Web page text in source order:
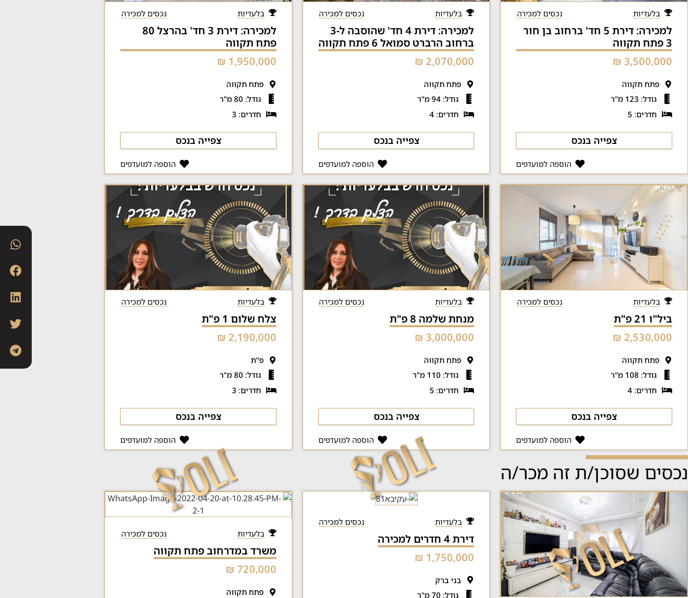
בלעדיות נכסים למכירה
למכירה: דירת 5 חד' ברחוב בן חור
3 פתח תקווה
3,500,000 ₪
פתח תקווה
גודל: 123 מ"ר
חדרים: 5
צפייה בנכס
הוספה למועדפים
בלעדיות נכסים למכירה
למכירה: דירת 4 חד' שהוסבה ל-3
ברחוב הרברט סמואל 6 פתח תקווה
2,070,000 ₪
פתח תקווה
גודל: 94 מ"ר
חדרים: 4
צפייה בנכס
הוספה למועדפים
בלעדיות נכסים למכירה
למכירה: דירת 3 חד' בהרצל 80
פתח תקווה
1,950,000 ₪
פתח תקווה
גודל: 80 מ"ר
חדרים: 3
צפייה בנכס
הוספה למועדפים
בלעדיות נכסים למכירה
ביל"ו 21 פ"ת
2,530,000 ₪
פתח תקווה
גודל: 108 מ"ר
חדרים: 4
צפייה בנכס
הוספה למועדפים
בלעדיות נכסים למכירה
מנחת שלמה 8 פ"ת
3,000,000 ₪
פתח תקווה
גודל: 110 מ"ר
חדרים: 5
צפייה בנכס
הוספה למועדפים
בלעדיות נכסים למכירה
צלח שלום 1 פ"ת
2,190,000 ₪
פ"ת
גודל: 80 מ"ר
חדרים: 3
צפייה בנכס
הוספה למועדפים
נכסים שסוכן/ת זה מכר/ה
בלעדיות נכסים למכירה
דירת 4 חדרים למכירה
1,750,000 ₪
בני ברק
גודל: 70 מ"ר
בלעדיות נכסים למכירה
משרד במדרחוב פתח תקווה
720,000 ₪
פתח תקווה